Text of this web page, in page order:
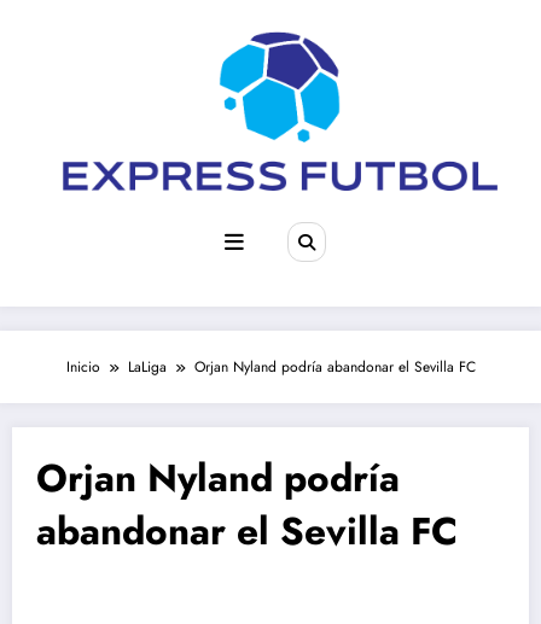
Inicio LaLiga Orjan Nyland podría abandonar el Sevilla FC
Orjan Nyland podría
abandonar el Sevilla FC